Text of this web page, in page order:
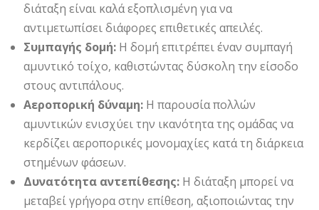
διάταξη είναι καλά εξοπλισμένη για να
αντιμετωπίσει διάφορες επιθετικές απειλές.
Συμπαγής δομή: Η δομή επιτρέπει έναν συμπαγή
αμυντικό τοίχο, καθιστώντας δύσκολη την είσοδο
στους αντιπάλους.
Αεροπορική δύναμη: Η παρουσία πολλών
αμυντικών ενισχύει την ικανότητα της ομάδας να
κερδίζει αεροπορικές μονομαχίες κατά τη διάρκεια
στημένων φάσεων.
Δυνατότητα αντεπίθεσης: Η διάταξη μπορεί να
μεταβεί γρήγορα στην επίθεση, αξιοποιώντας την